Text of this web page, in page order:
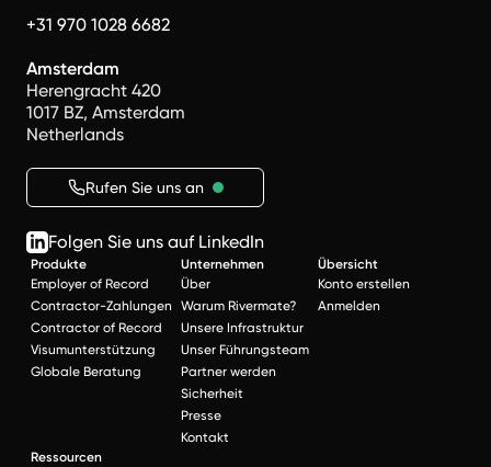
+31 970 1028 6682
Amsterdam
Herengracht 420
1017 BZ, Amsterdam
Netherlands
Rufen Sie uns an
Folgen Sie uns auf LinkedIn
Produkte
Employer of Record
Contractor-Zahlungen
Contractor of Record
Visumunterstützung
Globale Beratung
Unternehmen
Über
Warum Rivermate?
Unsere Infrastruktur
Unser Führungsteam
Partner werden
Sicherheit
Presse
Kontakt
Übersicht
Konto erstellen
Anmelden
Ressourcen